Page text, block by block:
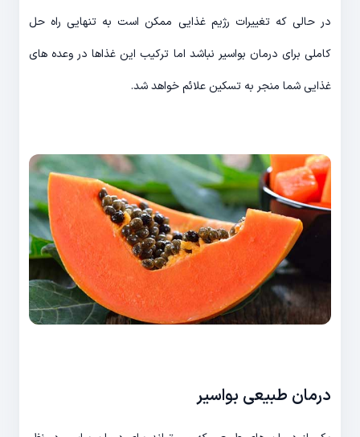
در حالی که تغییرات رژیم غذایی ممکن است به تنهایی راه حل
کاملی برای درمان بواسیر نباشد اما ترکیب این غذاها در وعده های
غذایی شما منجر به تسکین علائم خواهد شد.
درمان طبیعی بواسیر